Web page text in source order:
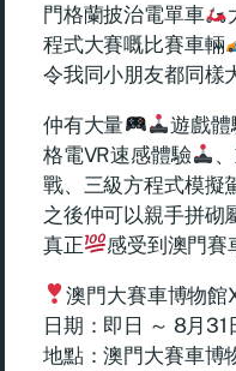
門格蘭披治電單車
程式大賽嘅比賽車輛
令我同小朋友都同樣
仲有大量
遊戲體
格電VR速感體驗
戰、三級方程式模擬
之後仲可以親手拼砌
真正
感受到澳門賽
澳門大賽車博物館
日期：即日 ～ 8月31
地點：澳門大賽車博